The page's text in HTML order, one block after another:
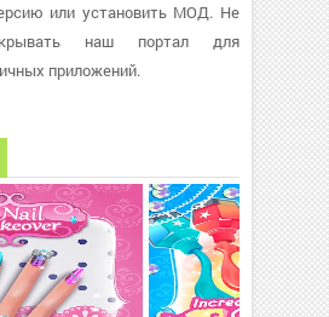
или установить МОД. Не
наш портал для
приложений.